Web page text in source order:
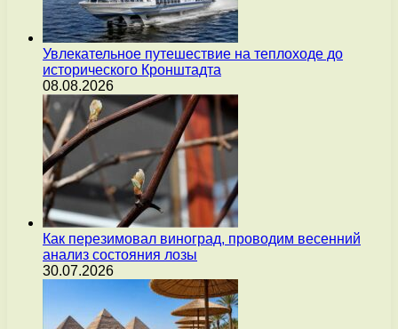
Увлекательное путешествие на теплоходе до
исторического Кронштадта
08.08.2026
Как перезимовал виноград, проводим весенний
анализ состояния лозы
30.07.2026